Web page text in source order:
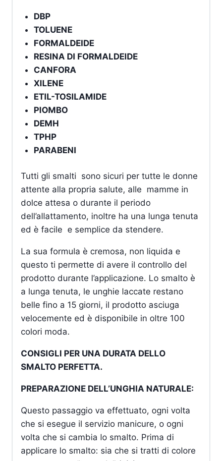
DBP
TOLUENE
FORMALDEIDE
RESINA DI FORMALDEIDE
CANFORA
XILENE
ETIL-TOSILAMIDE
PIOMBO
DEMH
TPHP
PARABENI
Tutti gli smalti sono sicuri per tutte le donne
attente alla propria salute, alle mamme in
dolce attesa o durante il periodo
dell’allattamento, inoltre ha una lunga tenuta
ed è facile e semplice da stendere.
La sua formula è cremosa, non liquida e
questo ti permette di avere il controllo del
prodotto durante l’applicazione. Lo smalto è
a lunga tenuta, le unghie laccate restano
belle fino a 15 giorni, il prodotto asciuga
velocemente ed è disponibile in oltre 100
colori moda.
CONSIGLI PER UNA DURATA DELLO
SMALTO PERFETTA.
PREPARAZIONE DELL’UNGHIA NATURALE:
Questo passaggio va effettuato, ogni volta
che si esegue il servizio manicure, o ogni
volta che si cambia lo smalto. Prima di
applicare lo smalto: sia che si tratti di colore